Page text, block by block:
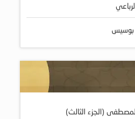
بوسيس
المصطفى (الجزء الثالث)